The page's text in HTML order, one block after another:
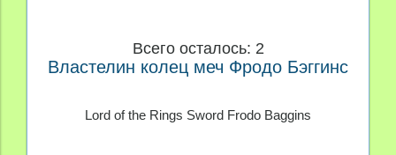
Всего осталось: 2
Властелин колец меч Фродо Бэггинс
Lord of the Rings Sword Frodo Baggins